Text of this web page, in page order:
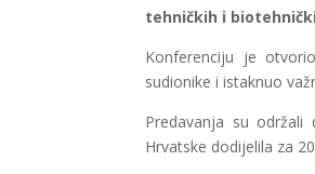
tehničkih i
Konferenciju je
sudionike i istaknuo
Predavanja su održali
Hrvatske dodijelila za